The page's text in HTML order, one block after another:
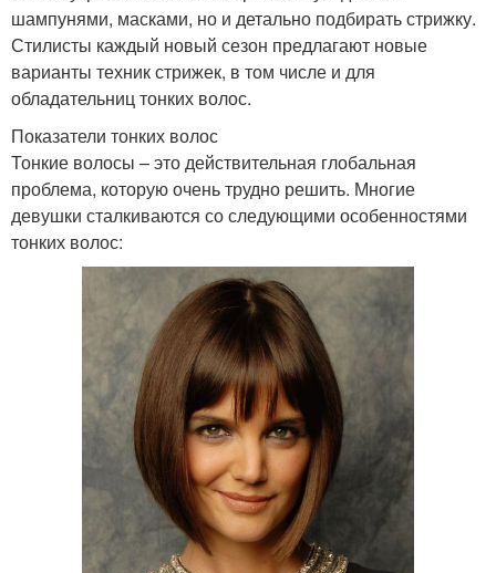
шампунями, масками, но и детально подбирать стрижку.
Стилисты каждый новый сезон предлагают новые
варианты техник стрижек, в том числе и для
обладательниц тонких волос.
Показатели тонких волос
Тонкие волосы – это действительная глобальная
проблема, которую очень трудно решить. Многие
девушки сталкиваются со следующими особенностями
тонких волос: